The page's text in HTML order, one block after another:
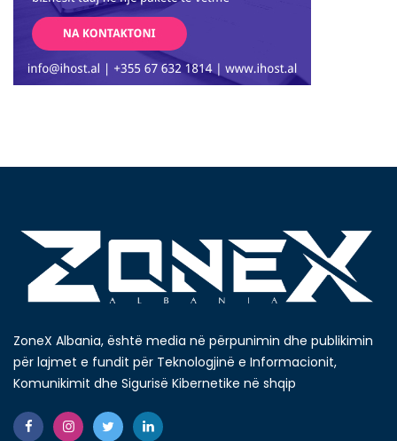
ZoneX Albania, është media në përpunimin dhe publikimin
për lajmet e fundit për Teknologjinë e Informacionit,
Komunikimit dhe Sigurisë Kibernetike në shqip